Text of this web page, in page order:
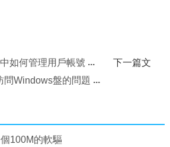
如何管理用戶帳號
下一篇文
問Windows盤的問題
100M的軟驅